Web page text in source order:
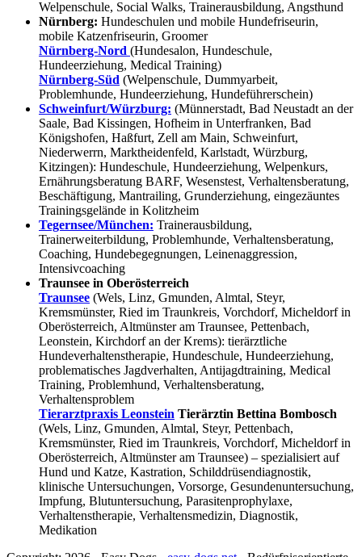
Welpenschule, Social Walks, Trainerausbildung, Angsthund
Nürnberg: Hundeschulen und mobile Hundefriseurin,
mobile Katzenfriseurin, Groomer
Nürnberg-Nord (Hundesalon, Hundeschule,
Hundeerziehung, Medical Training)
Nürnberg-Süd (Welpenschule, Dummyarbeit,
Problemhunde, Hundeerziehung, Hundeführerschein)
Schweinfurt/Würzburg: (Münnerstadt, Bad Neustadt an der
Saale, Bad Kissingen, Hofheim in Unterfranken, Bad
Königshofen, Haßfurt, Zell am Main, Schweinfurt,
Niederwerrn, Marktheidenfeld, Karlstadt, Würzburg,
Kitzingen): Hundeschule, Hundeerziehung, Welpenkurs,
Ernährungsberatung BARF, Wesenstest, Verhaltensberatung,
Beschäftigung, Mantrailing, Grunderziehung, eingezäuntes
Trainingsgelände in Kolitzheim
Tegernsee/München: Trainerausbildung,
Trainerweiterbildung, Problemhunde, Verhaltensberatung,
Coaching, Hundebegegnungen, Leinenaggression,
Intensivcoaching
Traunsee in Oberösterreich
Traunsee (Wels, Linz, Gmunden, Almtal, Steyr,
Kremsmünster, Ried im Traunkreis, Vorchdorf, Micheldorf in
Oberösterreich, Altmünster am Traunsee, Pettenbach,
Leonstein, Kirchdorf an der Krems): tierärztliche
Hundeverhaltenstherapie, Hundeschule, Hundeerziehung,
problematisches Jagdverhalten, Antijagdtraining, Medical
Training, Problemhund, Verhaltensberatung,
Verhaltensproblem
Tierarztpraxis Leonstein Tierärztin Bettina Bombosch
(Wels, Linz, Gmunden, Almtal, Steyr, Pettenbach,
Kremsmünster, Ried im Traunkreis, Vorchdorf, Micheldorf in
Oberösterreich, Altmünster am Traunsee) – spezialisiert auf
Hund und Katze, Kastration, Schilddrüsendiagnostik,
klinische Untersuchungen, Vorsorge, Gesundenuntersuchung,
Impfung, Blutuntersuchung, Parasitenprophylaxe,
Verhaltenstherapie, Verhaltensmedizin, Diagnostik,
Medikation